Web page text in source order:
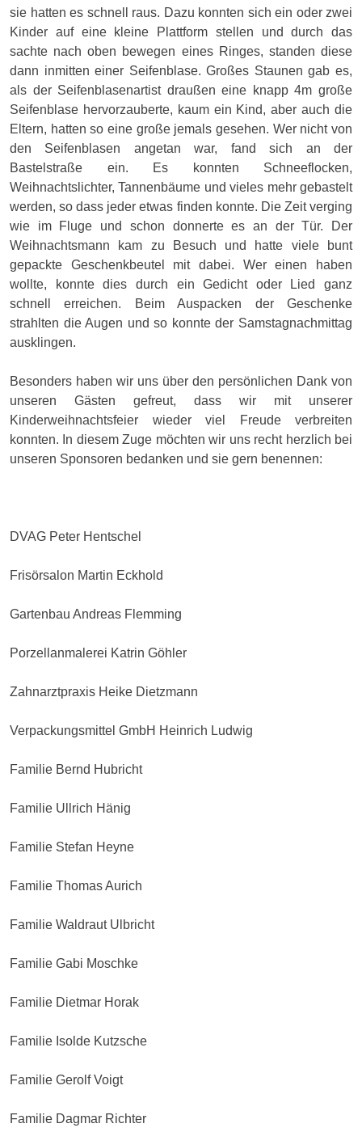
sie hatten es schnell raus. Dazu konnten sich ein oder zwei
Kinder auf eine kleine Plattform stellen und durch das
sachte nach oben bewegen eines Ringes, standen diese
dann inmitten einer Seifenblase. Großes Staunen gab es,
als der Seifenblasenartist draußen eine knapp 4m große
Seifenblase hervorzauberte, kaum ein Kind, aber auch die
Eltern, hatten so eine große jemals gesehen. Wer nicht von
den Seifenblasen angetan war, fand sich an der
Bastelstraße ein. Es konnten Schneeflocken,
Weihnachtslichter, Tannenbäume und vieles mehr gebastelt
werden, so dass jeder etwas finden konnte. Die Zeit verging
wie im Fluge und schon donnerte es an der Tür. Der
Weihnachtsmann kam zu Besuch und hatte viele bunt
gepackte Geschenkbeutel mit dabei. Wer einen haben
wollte, konnte dies durch ein Gedicht oder Lied ganz
schnell erreichen. Beim Auspacken der Geschenke
strahlten die Augen und so konnte der Samstagnachmittag
ausklingen.
Besonders haben wir uns über den persönlichen Dank von
unseren Gästen gefreut, dass wir mit unserer
Kinderweihnachtsfeier wieder viel Freude verbreiten
konnten. In diesem Zuge möchten wir uns recht herzlich bei
unseren Sponsoren bedanken und sie gern benennen:
DVAG Peter Hentschel
Frisörsalon Martin Eckhold
Gartenbau Andreas Flemming
Porzellanmalerei Katrin Göhler
Zahnarztpraxis Heike Dietzmann
Verpackungsmittel GmbH Heinrich Ludwig
Familie Bernd Hubricht
Familie Ullrich Hänig
Familie Stefan Heyne
Familie Thomas Aurich
Familie Waldraut Ulbricht
Familie Gabi Moschke
Familie Dietmar Horak
Familie Isolde Kutzsche
Familie Gerolf Voigt
Familie Dagmar Richter